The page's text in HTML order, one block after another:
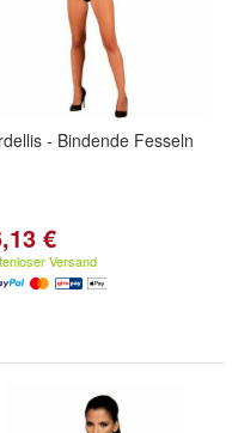
- Bindende Fesseln
€
Versand